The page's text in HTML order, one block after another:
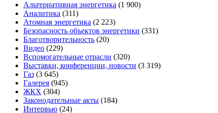
Альтернативная энергетика (1 900)
Аналитика (311)
Атомная энергетика (2 223)
Безопасность объектов энергетики (331)
Благотворительность (20)
Видео (229)
Вспомогательные отрасли (320)
Выставки, конференции, новости (3 319)
Газ (3 645)
Галерея (945)
ЖКХ (304)
Законодательные акты (184)
Интервью (24)